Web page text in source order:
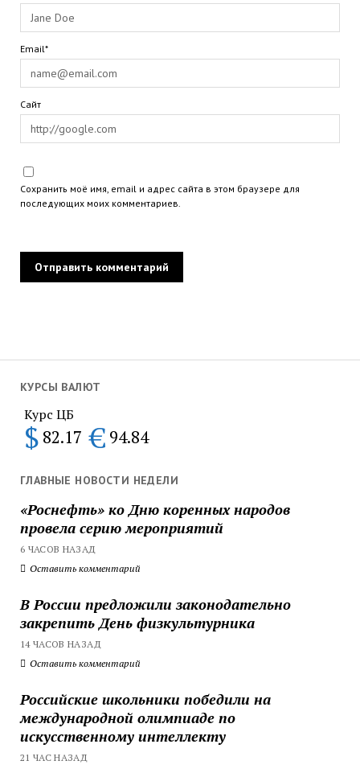
КУРСЫ ВАЛЮТ
Курс ЦБ
$ 82.17 € 94.84
ГЛАВНЫЕ НОВОСТИ НЕДЕЛИ
«Роснефть» ко Дню коренных народов
провела серию мероприятий
6 ЧАСОВ НАЗАД
Оставить комментарий
В России предложили законодательно
закрепить День физкультурника
14 ЧАСОВ НАЗАД
Оставить комментарий
Российские школьники победили на
международной олимпиаде по
искусственному интеллекту
21 ЧАС НАЗАД
Email*
Сайт
Сохранить моё имя, email и адрес сайта в этом браузере для
последующих моих комментариев.